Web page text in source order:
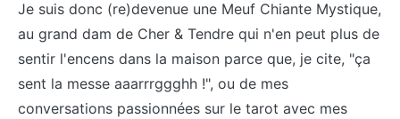
Je suis donc (re)devenue une Meuf Chiante Mystique,
au grand dam de Cher & Tendre qui n'en peut plus de
sentir l'encens dans la maison parce que, je cite, "ça
sent la messe aaarrrggghh !", ou de mes
conversations passionnées sur le tarot avec mes